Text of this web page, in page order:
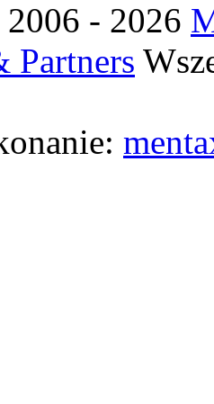
- 2026
Partners